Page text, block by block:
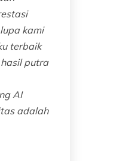
kami
terbaik
putra
AI
adalah